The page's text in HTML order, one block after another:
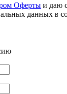
Оферты и даю
данных в